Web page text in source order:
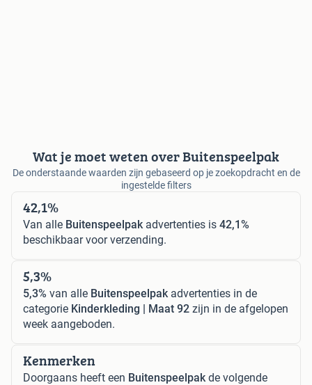
Wat je moet weten over Buitenspeelpak
De onderstaande waarden zijn gebaseerd op je zoekopdracht en de
ingestelde filters
42,1%
Van alle Buitenspeelpak advertenties is 42,1%
beschikbaar voor verzending.
5,3%
5,3% van alle Buitenspeelpak advertenties in de
categorie Kinderkleding | Maat 92 zijn in de afgelopen
week aangeboden.
Kenmerken
Doorgaans heeft een Buitenspeelpak de volgende